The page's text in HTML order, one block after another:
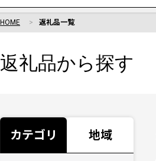
HOME 返礼品一覧
返礼品から探す
カテゴリ 地域